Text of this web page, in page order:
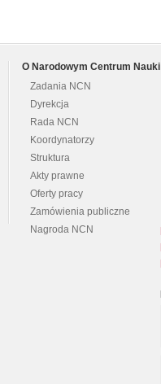
O Narodowym Centrum Nauki
Zadania NCN
Dyrekcja
Rada NCN
Koordynatorzy
Struktura
Akty prawne
Oferty pracy
Zamówienia publiczne
Nagroda NCN